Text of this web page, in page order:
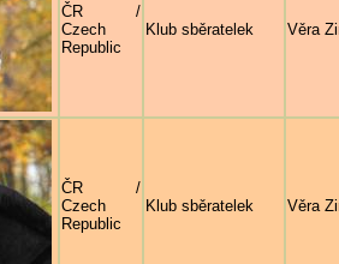
ČR /
Czech
Republic
Klub sběratelek Věra
ČR /
Czech
Republic
Klub sběratelek Věra